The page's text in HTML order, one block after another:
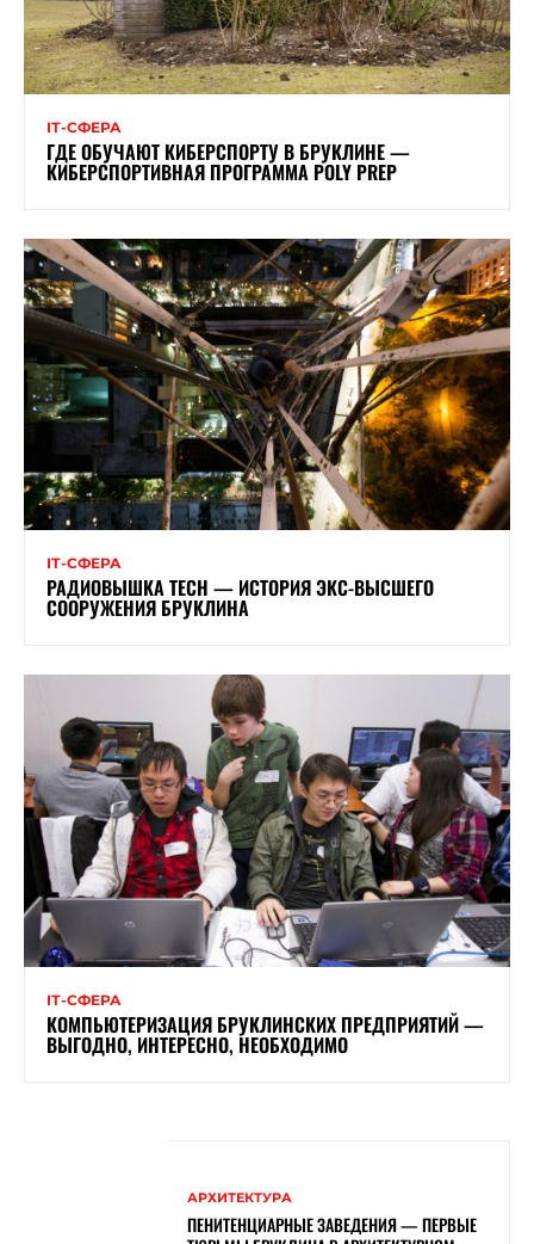
ІТ-СФЕРА
ГДЕ ОБУЧАЮТ КИБЕРСПОРТУ В БРУКЛИНЕ —
КИБЕРСПОРТИВНАЯ ПРОГРАММА POLY PREP
ІТ-СФЕРА
РАДИОВЫШКА TECH — ИСТОРИЯ ЭКС-ВЫСШЕГО
СООРУЖЕНИЯ БРУКЛИНА
ІТ-СФЕРА
КОМПЬЮТЕРИЗАЦИЯ БРУКЛИНСКИХ ПРЕДПРИЯТИЙ —
ВЫГОДНО, ИНТЕРЕСНО, НЕОБХОДИМО
АРХИТЕКТУРА
ПЕНИТЕНЦИАРНЫЕ ЗАВЕДЕНИЯ — ПЕРВЫЕ